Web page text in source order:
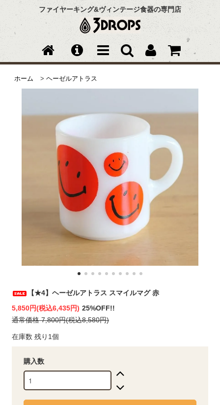
ファイヤーキング&ヴィンテージ食器の専門店
ホーム >ヘーゼルアトラス
【★4】ヘーゼルアトラス スマイルマグ 赤
5,850円(税込6,435円) 25%OFF!!
通常価格 7,800円(税込8,580円)
在庫数 残り1個
購入数